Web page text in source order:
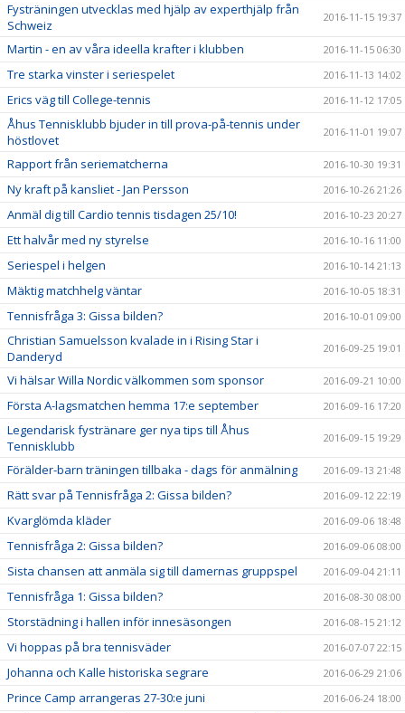
Fysträningen utvecklas med hjälp av experthjälp från
Schweiz
2016-11-15 19:37
Martin - en av våra ideella krafter i klubben 2016-11-15 06:30
Tre starka vinster i seriespelet 2016-11-13 14:02
Erics väg till College-tennis 2016-11-12 17:05
Åhus Tennisklubb bjuder in till prova-på-tennis under
höstlovet
2016-11-01 19:07
Rapport från seriematcherna 2016-10-30 19:31
Ny kraft på kansliet - Jan Persson 2016-10-26 21:26
Anmäl dig till Cardio tennis tisdagen 25/10! 2016-10-23 20:27
Ett halvår med ny styrelse 2016-10-16 11:00
Seriespel i helgen 2016-10-14 21:13
Mäktig matchhelg väntar 2016-10-05 18:31
Tennisfråga 3: Gissa bilden? 2016-10-01 09:00
Christian Samuelsson kvalade in i Rising Star i
Danderyd
2016-09-25 19:01
Vi hälsar Willa Nordic välkommen som sponsor 2016-09-21 10:00
Första A-lagsmatchen hemma 17:e september 2016-09-16 17:20
Legendarisk fystränare ger nya tips till Åhus
Tennisklubb
2016-09-15 19:29
Förälder-barn träningen tillbaka - dags för anmälning 2016-09-13 21:48
Rätt svar på Tennisfråga 2: Gissa bilden? 2016-09-12 22:19
Kvarglömda kläder 2016-09-06 18:48
Tennisfråga 2: Gissa bilden? 2016-09-06 08:00
Sista chansen att anmäla sig till damernas gruppspel 2016-09-04 21:11
Tennisfråga 1: Gissa bilden? 2016-08-30 08:00
Storstädning i hallen inför innesäsongen 2016-08-15 21:12
Vi hoppas på bra tennisväder 2016-07-07 22:15
Johanna och Kalle historiska segrare 2016-06-29 21:06
Prince Camp arrangeras 27-30:e juni 2016-06-24 18:00